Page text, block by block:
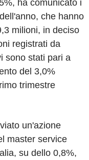
ha comunicato i
che hanno
milioni, in deciso
registrati da
sono stati pari a
del 3,0%
trimestre
un'azione
master service
su dello 0,8%,